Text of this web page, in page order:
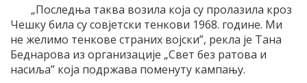
„Последња таква возила која су пролазила кроз
Чешку била су совјетски тенкови 1968. године. Ми
не желимо тенкове страних војски”, рекла је Тана
Беднарова из организације „Свет без ратова и
насиља” која подржава поменуту кампању.